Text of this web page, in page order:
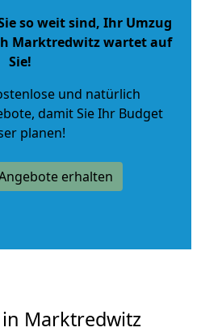
so weit sind, Ihr Umzug
Marktredwitz wartet auf
Sie!
und natürlich
, damit Sie Ihr Budget
planen!
erhalten
Marktredwitz